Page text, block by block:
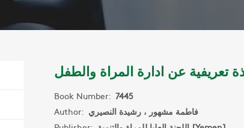
تعريفية عن ادارة المراة والطفل
Book Number: 7445
Author: فاطمة مشهور ، رشيدة النصيري